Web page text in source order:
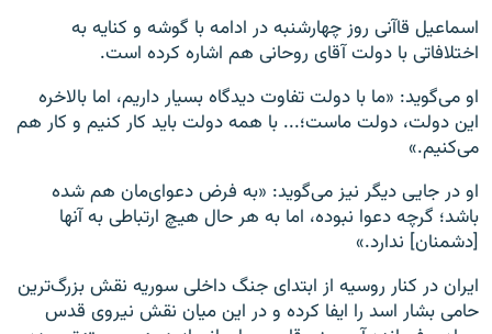
اسماعیل قاآنی روز چهارشنبه در ادامه با گوشه و کنایه به
اختلافاتی با دولت آقای روحانی هم اشاره کرده است.
او می‌گوید: «ما با دولت تفاوت دیدگاه بسیار داریم، اما بالاخره
این دولت، دولت ماست؛... با همه دولت باید کار کنیم و کار هم
می‌کنیم.»
او در جایی دیگر نیز می‌گوید: «به فرض دعوای‌مان هم شده
باشد؛ گرچه دعوا نبوده، اما به هر حال هیچ ارتباطی به آنها
[دشمنان] ندارد.»
ایران در کنار روسیه از ابتدای جنگ داخلی سوریه نقش بزرگ‌ترین
حامی بشار اسد را ایفا کرده و در این میان نقش نیروی قدس